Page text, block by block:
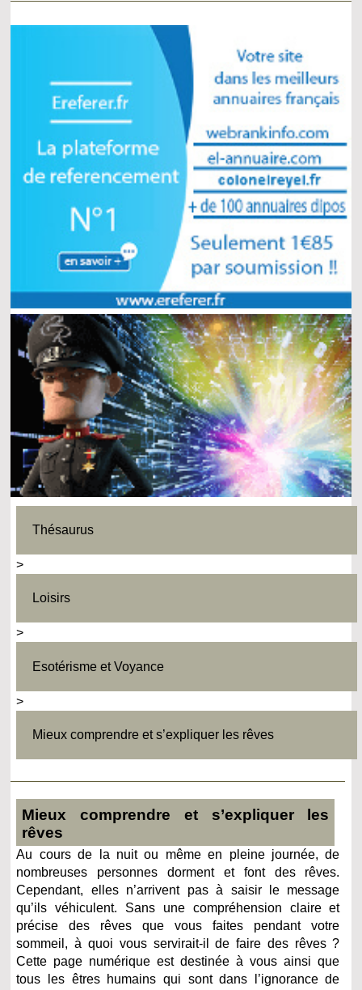
Thésaurus
>
Loisirs
>
Esotérisme et Voyance
>
Mieux comprendre et s’expliquer les rêves
Mieux comprendre et s’expliquer les
rêves
Au cours de la nuit ou même en pleine journée, de
nombreuses personnes dorment et font des rêves.
Cependant, elles n’arrivent pas à saisir le message
qu’ils véhiculent. Sans une compréhension claire et
précise des rêves que vous faites pendant votre
sommeil, à quoi vous servirait-il de faire des rêves ?
Cette page numérique est destinée à vous ainsi que
tous les êtres humains qui sont dans l’ignorance de